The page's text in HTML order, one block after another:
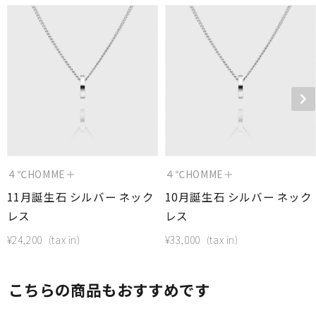
４℃HOMME＋
11月誕生石 シルバー ネック
レス
¥24,200
４℃HOMME＋
10月誕生石 シルバー ネック
レス
¥33,000
こちらの商品もおすすめです